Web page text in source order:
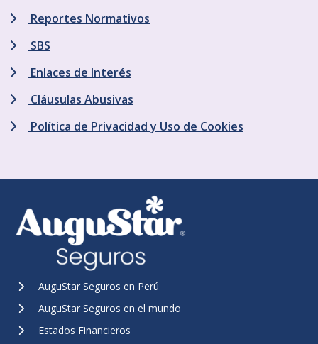
Reportes Normativos
SBS
Enlaces de Interés
Cláusulas Abusivas
Política de Privacidad y Uso de Cookies
AuguStar Seguros en Perú
AuguStar Seguros en el mundo
Estados Financieros